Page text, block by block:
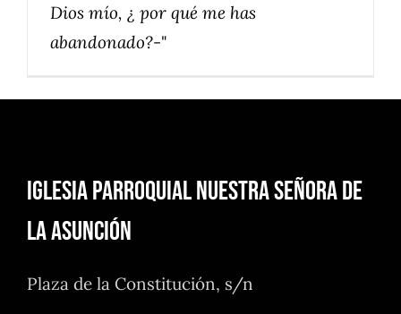
Dios mío, ¿ por qué me has
abandonado?-"
Iglesia Parroquial Nuestra Señora de
la Asunción
Plaza de la Constitución, s/n